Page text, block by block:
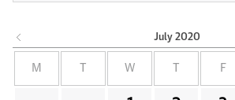
July 2020
M W F